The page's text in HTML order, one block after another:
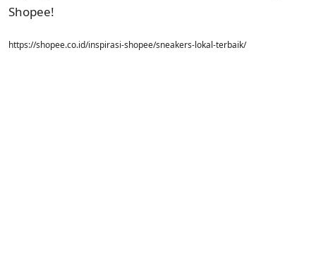
Shopee!
https://shopee.co.id/inspirasi-shopee/sneakers-lokal-terbaik/